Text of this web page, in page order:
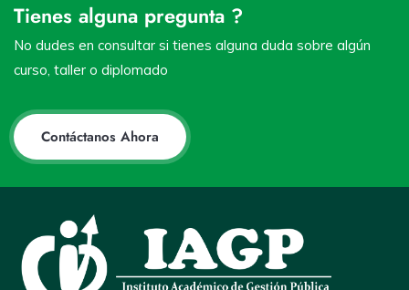
Tienes alguna pregunta ?
No dudes en consultar si tienes alguna duda sobre algún
curso, taller o diplomado
Contáctanos Ahora